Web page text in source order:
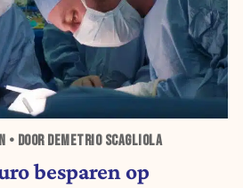
• DOOR DEMETRIO SCAGLIOLA
besparen op